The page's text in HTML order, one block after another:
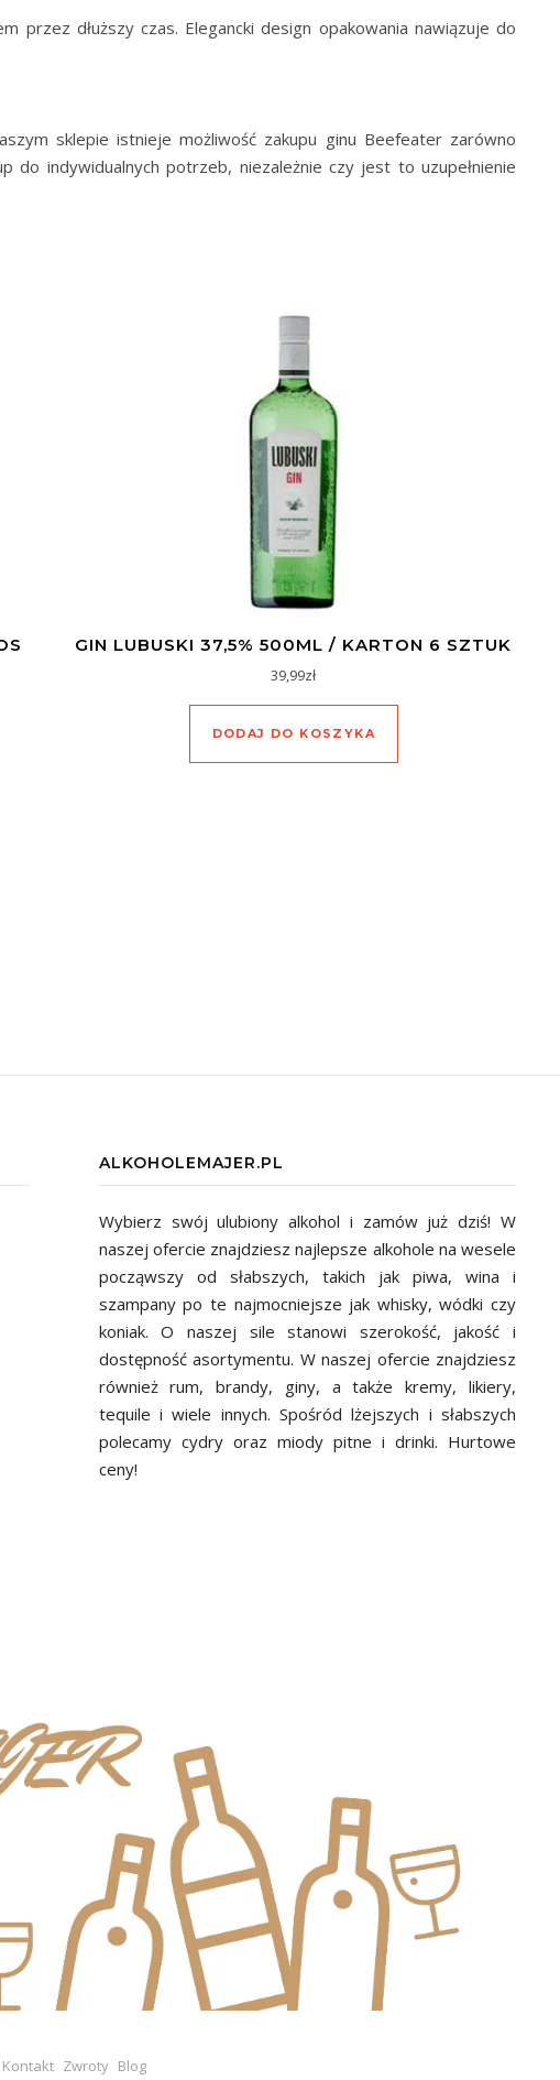
dłuższy czas. Elegancki design opakowania nawiązuje do
sklepie istnieje możliwość zakupu ginu Beefeater zarówno
indywidualnych potrzeb, niezależnie czy jest to uzupełnienie
GIN LUBUSKI 37,5% 500ML / KARTON 6 SZTUK
39,99zł
DODAJ DO KOSZYKA
ALKOHOLEMAJER.PL
Wybierz swój ulubiony alkohol i zamów już dziś! W
naszej ofercie znajdziesz najlepsze alkohole na wesele
począwszy od słabszych, takich jak piwa, wina i
szampany po te najmocniejsze jak whisky, wódki czy
koniak. O naszej sile stanowi szerokość, jakość i
dostępność asortymentu. W naszej ofercie znajdziesz
również rum, brandy, giny, a także kremy, likiery,
tequile i wiele innych. Spośród lżejszych i słabszych
polecamy cydry oraz miody pitne i drinki. Hurtowe
ceny!
Kontakt Zwroty Blog